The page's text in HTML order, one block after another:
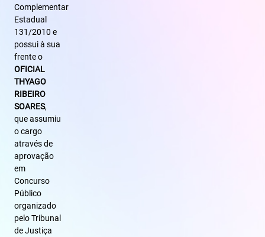
Complementar
Estadual
131/2010 e
possui à sua
frente o
OFICIAL
THYAGO
RIBEIRO
SOARES,
que assumiu
o cargo
através de
aprovação
em
Concurso
Público
organizado
pelo Tribunal
de Justiça